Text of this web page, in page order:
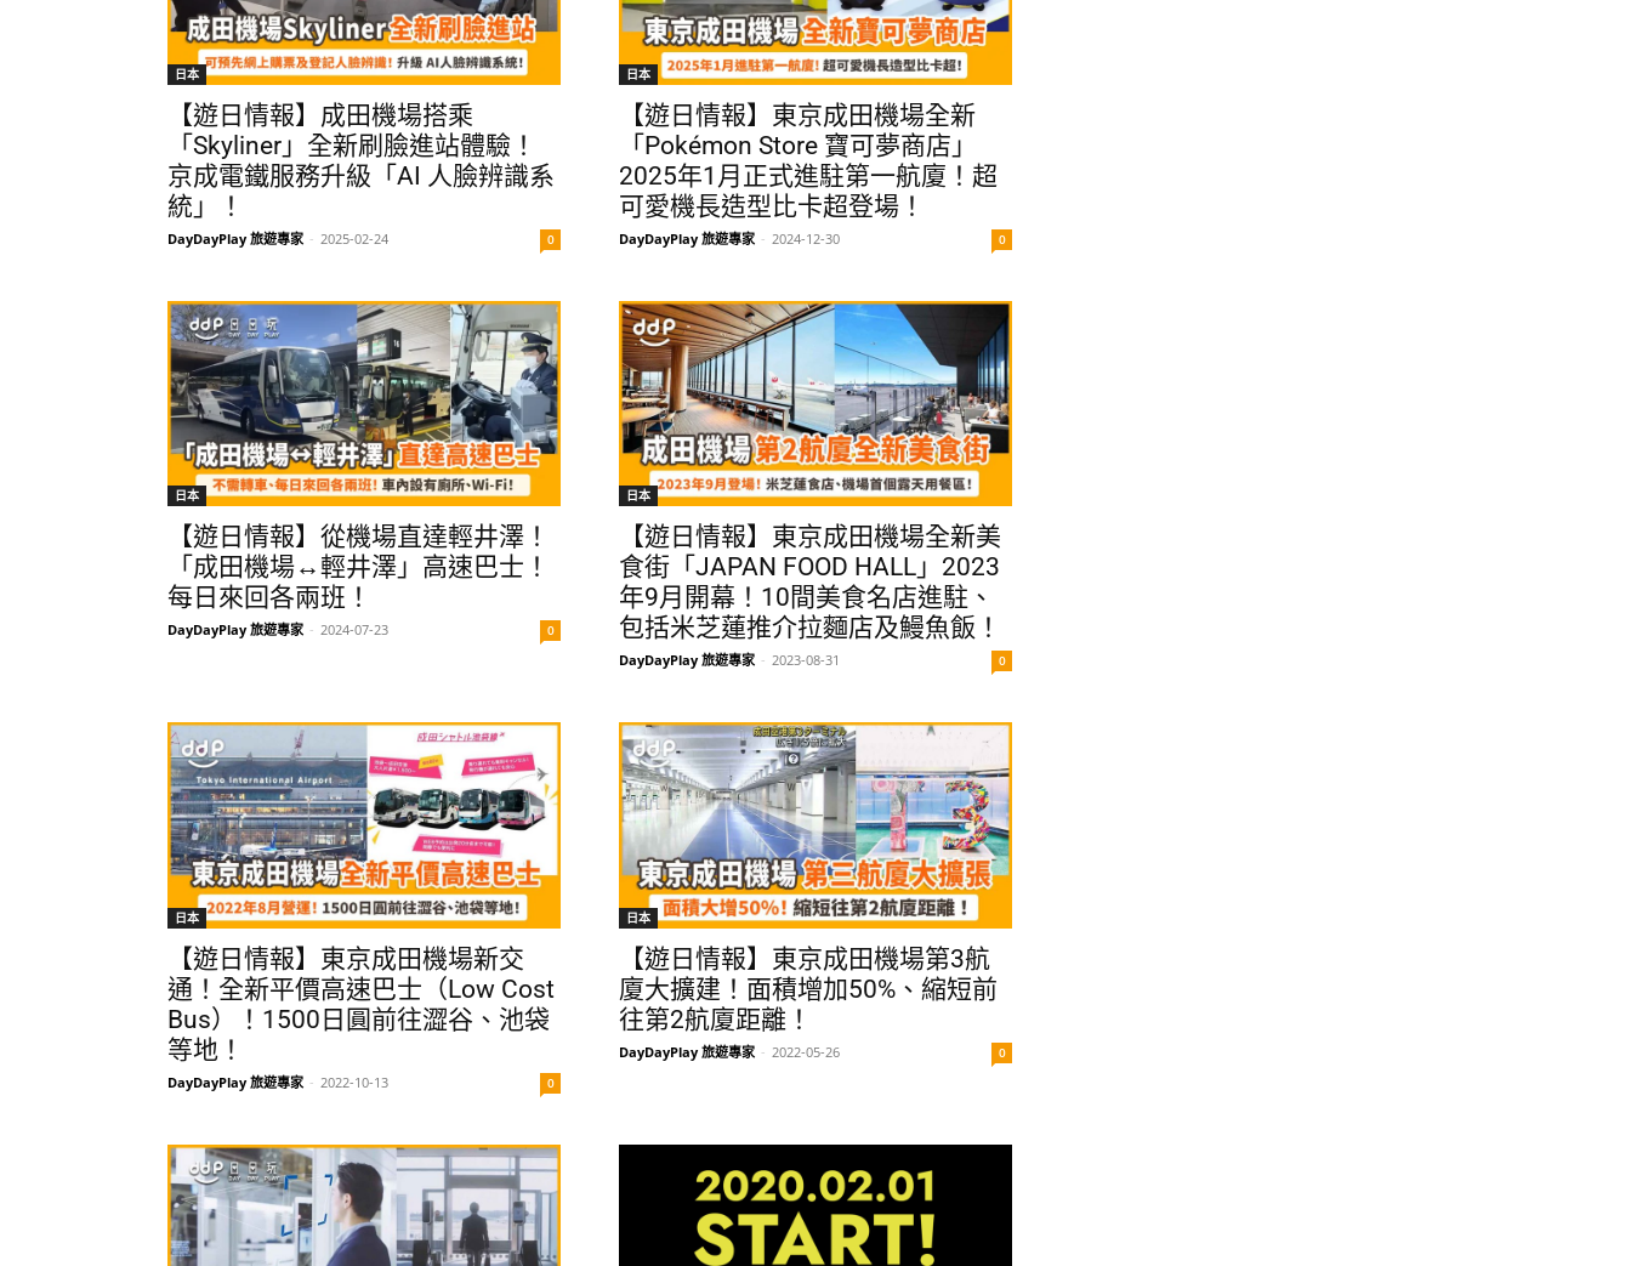
日本
【遊日情報】成田機場搭乘
「Skyliner」全新刷臉進站體驗！
京成電鐵服務升級「AI 人臉辨識系
統」！
DayDayPlay 旅遊專家 - 2025-02-24 0
日本
【遊日情報】東京成田機場全新
「Pokémon Store 寶可夢商店」
2025年1月正式進駐第一航廈！超
可愛機長造型比卡超登場！
DayDayPlay 旅遊專家 - 2024-12-30 0
日本
【遊日情報】從機場直達輕井澤！
「成田機場↔輕井澤」高速巴士！
每日來回各兩班！
DayDayPlay 旅遊專家 - 2024-07-23 0
日本
【遊日情報】東京成田機場全新美
食街「JAPAN FOOD HALL」2023
年9月開幕！10間美食名店進駐、
包括米芝蓮推介拉麵店及鰻魚飯！
DayDayPlay 旅遊專家 - 2023-08-31 0
日本
【遊日情報】東京成田機場新交
通！全新平價高速巴士（Low Cost
Bus）！1500日圓前往澀谷、池袋
等地！
DayDayPlay 旅遊專家 - 2022-10-13 0
日本
【遊日情報】東京成田機場第3航
廈大擴建！面積增加50%、縮短前
往第2航廈距離！
DayDayPlay 旅遊專家 - 2022-05-26 0